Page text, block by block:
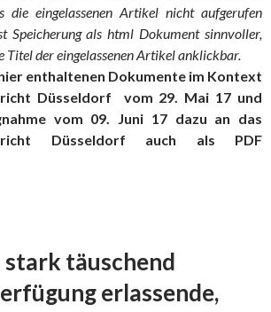
die eingelassenen Artikel nicht aufgerufen
Speicherung als html Dokument sinnvoller,
Titel der eingelassenen Artikel anklickbar.
enthaltenen Dokumente im Kontext
Düsseldorf vom 29. Mai 17 und
vom 09. Juni 17 dazu an das
Düsseldorf auch als PDF
täuschend
erlassende,